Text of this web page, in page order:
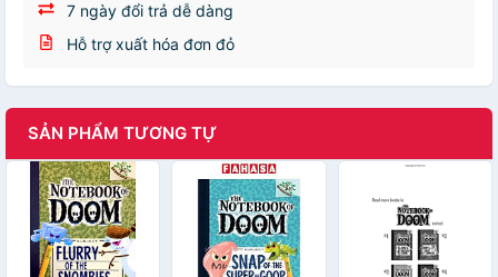
7 ngày đổi trả dễ dàng
Hỗ trợ xuất hóa đơn đỏ
SẢN PHẨM TƯƠNG TỰ